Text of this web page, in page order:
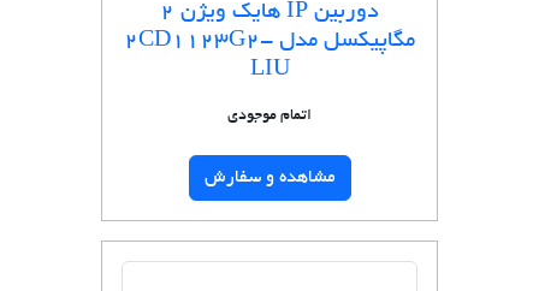
دوربین IP هایک ویژن 2
مگاپیکسل مدل 2CD1123G2-
LIU
اتمام موجودی
مشاهده و سفارش